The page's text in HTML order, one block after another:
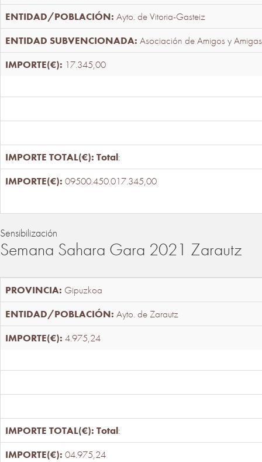
Ayto. de Vitoria-Gasteiz
Asociación de Amigos y
17.345,00
Total:
09500.450.017.345,00
Sensibilización
Semana Sahara Gara 2021 Zarautz
Gipuzkoa
Ayto. de Zarautz
4.975,24
Total:
04.975,24